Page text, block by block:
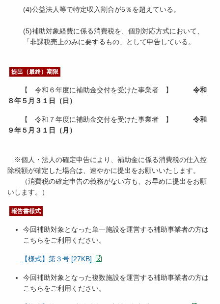
(4)公益法人等で特定収入割合が5％を超えている。
(5)補助対象経費に係る消費税を、個別対応方式において、
「非課税売上のみに要するもの」として申告している。
提出（最終）期限
【 令和６年度に補助金交付を受けた事業者 】 令和
８年５月３１日（日）
【 令和７年度に補助金交付を受けた事業者 】 令和
９年５月３１日（月）
※個人・法人の確定申告により、補助金に係る消費税の仕入控
除税額が確定した場合は、速やかに提出をお願いいたします。
（消費税の確定申告の義務がない方も、お早めに提出をお願
いします。）
報告書様式
今回補助対象となった単一施設を運営する補助事業者の方は
こちらをご利用ください。
【様式】第３号 [27KB]
今回補助対象となった複数施設を運営する補助事業者の方は
こちらをご利用ください。